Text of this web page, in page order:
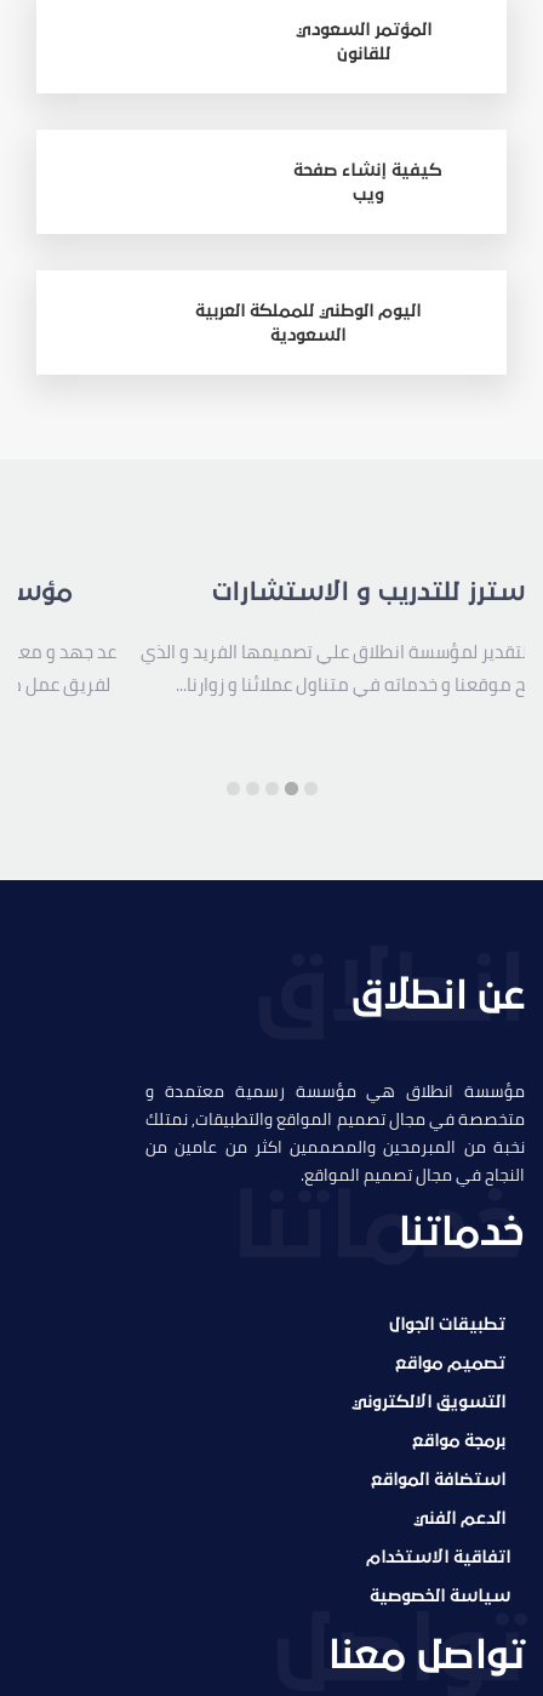
المؤتمر السعودي
للقانون
كيفية إنشاء صفحة
ويب
اليوم الوطني للمملكة العربية
السعودية
للتدريب و الاستشارات
التقدير لمؤسسة انطلاق علي تصميمها الفريد و الذي
موقعنا و خدماته في متناول عملائنا و زوارنا...
عد جهد و
لفريق عمل
عن انطلاق
مؤسسة انطلاق هي مؤسسة رسمية معتمدة و
متخصصة في مجال تصميم المواقع والتطبيقات, نمتلك
نخبة من المبرمحين والمصممين اكثر من عامين من
النجاح في مجال تصميم المواقع.
خدماتنا
تطبيقات الجوال
تصميم مواقع
التسويق الالكتروني
برمجة مواقع
استضافة المواقع
الدعم الفني
اتفاقية الاستخدام
سياسة الخصوصية
تواصل معنا